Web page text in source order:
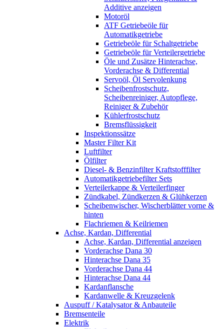
Additive anzeigen
Motoröl
ATF Getriebeöle für
Automatikgetriebe
Getriebeöle für Schaltgetriebe
Getriebeöle für Verteilergetriebe
Öle und Zusätze Hinterachse,
Vorderachse & Differential
Servoöl, Öl Servolenkung
Scheibenfrostschutz,
Scheibenreiniger, Autopflege,
Reiniger & Zubehör
Kühlerfrostschutz
Bremsflüssigkeit
Inspektionssätze
Master Filter Kit
Luftfilter
Ölfilter
Diesel- & Benzinfilter Kraftstofffilter
Automatikgetriebefilter Sets
Verteilerkappe & Verteilerfinger
Zündkabel, Zündkerzen & Glühkerzen
Scheibenwischer, Wischerblätter vorne &
hinten
Flachriemen & Keilriemen
Achse, Kardan, Differential
Achse, Kardan, Differential anzeigen
Vorderachse Dana 30
Hinterachse Dana 35
Vorderachse Dana 44
Hinterachse Dana 44
Kardanflansche
Kardanwelle & Kreuzgelenk
Auspuff / Katalysator & Anbauteile
Bremsenteile
Elektrik